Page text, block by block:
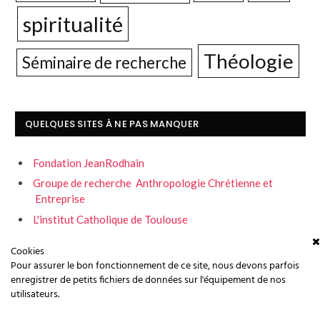
spiritualité
Séminaire de recherche Théologie
QUELQUES SITES À NE PAS MANQUER
Fondation JeanRodhain
Groupe de recherche Anthropologie Chrétienne et
Entreprise
L'institut Catholique de Toulouse
Cookies
Pour assurer le bon fonctionnement de ce site, nous devons parfois
enregistrer de petits fichiers de données sur l'équipement de nos
utilisateurs.